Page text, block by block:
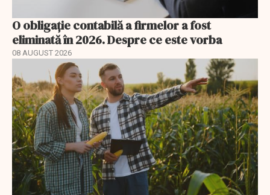
O obligație contabilă a firmelor a fost
eliminată în 2026. Despre ce este vorba
08 AUGUST 2026